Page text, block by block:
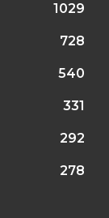
1029
728
540
331
292
278